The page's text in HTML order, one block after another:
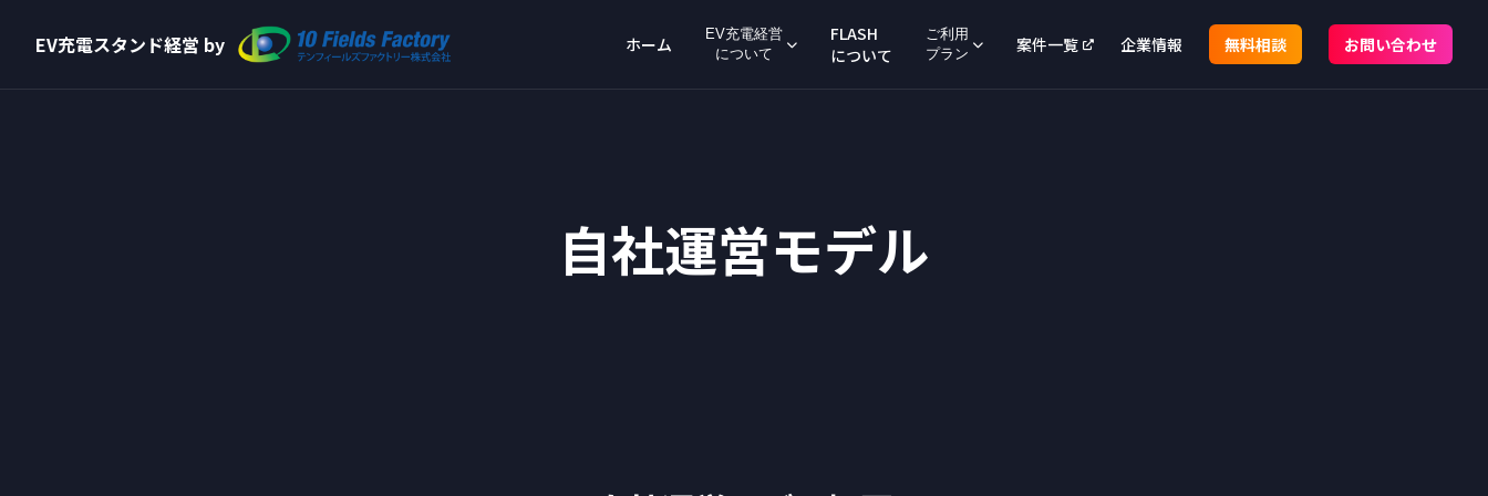
EV充電スタンド経営 by ホーム
EV充電経営
について
FLASH
について
ご利用
プラン
案件一覧 企業情報 無料相談 お問い合わせ
自社運営モデル